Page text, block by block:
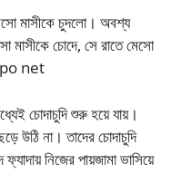
মাসীকে চুদলো। অবশ্য
মাসীকে চোদে, সে রাতে মেসো
net
চোদাচুদি শুরু হয়ে যায়।
উঠি না। তাদের চোদাচুদি
নিজের পায়জামা ভাসিয়ে